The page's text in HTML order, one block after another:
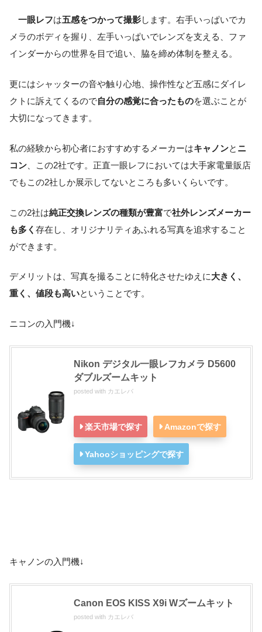
一眼レフは五感をつかって撮影します。右手いっぱいでカ
メラのボディを握り、左手いっぱいでレンズを支える、ファ
インダーからの世界を目で追い、脇を締め体制を整える。
更にはシャッターの音や触り心地、操作性など五感にダイレ
クトに訴えてくるので自分の感覚に合ったものを選ぶことが
大切になってきます。
私の経験から初心者におすすめするメーカーはキャノンと ニ
コン 、この2社です。正直一眼レフにおいては大手家電量販店
でもこの2社しか展示してないところも多いくらいです。
この2社は純正交換レンズの種類が豊富で社外レンズメーカー
も多く 存在し、オリジナリティあふれる写真を追求すること
ができます。
デメリットは、写真を撮ることに特化させたゆえに大きく、
重く、値段も高いということです。
ニコンの入門機↓
Nikon デジタル一眼レフカメラ D5600
ダブルズームキット
posted with カエレバ
楽天市場で探す Amazonで探す
Yahooショッピングで探す
キャノンの入門機↓
Canon EOS KISS X9i Wズームキット
posted with カエレバ